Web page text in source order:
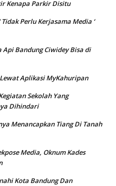
Kenapa Parkir Disitu
Perlu Kerjasama Media ‘
Api Bandung Ciwidey Bisa di
Aplikasi MyKahuripan
Sekolah Yang
Dihindari
Menancapkan Tiang Di Tanah
Media, Oknum Kades
Kota Bandung Dan